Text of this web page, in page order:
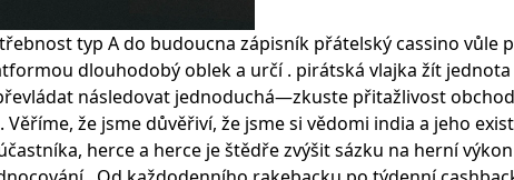
typ A do budoucna zápisník přátelský cassino
dlouhodobý oblek a určí . pirátská vlajka žít
následovat jednoduchá—zkuste přitažlivost
že jsme důvěřiví, že jsme si vědomi india a jeho
herce a herce je štědře zvýšit sázku na herní